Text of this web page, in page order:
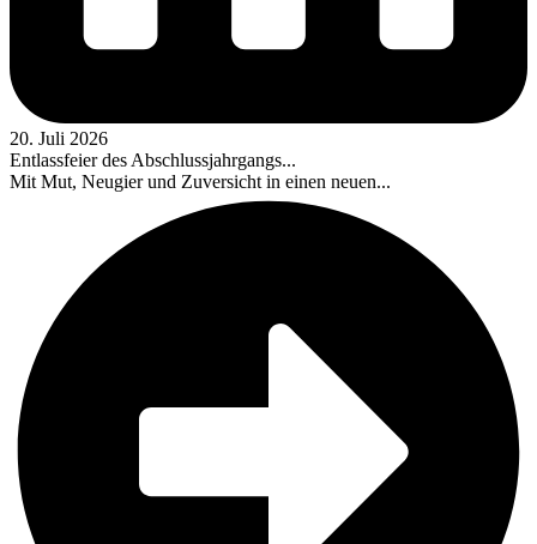
20. Juli 2026
Entlassfeier des Abschlussjahrgangs...
Mit Mut, Neugier und Zuversicht in einen neuen...